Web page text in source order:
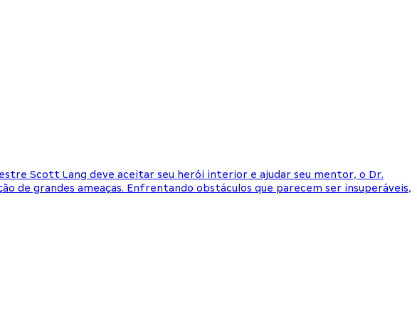
Scott Lang deve aceitar seu herói interior e ajudar seu mentor, o Dr.
de grandes ameaças. Enfrentando obstáculos que parecem ser insuperáveis,